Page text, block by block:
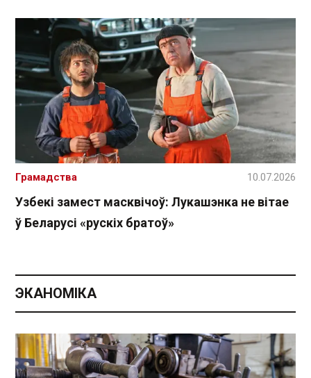
Узбекі замест масквічоў: Лукашэнка не вітае
ў Беларусі «рускіх братоў»
Грамадства 10.07.2026
ЭКАНОМІКА